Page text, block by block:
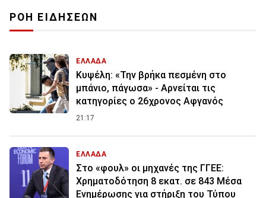
ΡΟΗ ΕΙΔΗΣΕΩΝ
ΕΛΛΑΔΑ
Κυψέλη: «Την βρήκα πεσμένη στο
μπάνιο, πάγωσα» - Αρνείται τις
κατηγορίες ο 26χρονος Αφγανός
21:17
ΕΛΛΑΔΑ
Στο «φουλ» οι μηχανές της ΓΓΕΕ:
Χρηματοδότηση 8 εκατ. σε 843 Μέσα
Ενημέρωσης για στήριξη του Τύπου